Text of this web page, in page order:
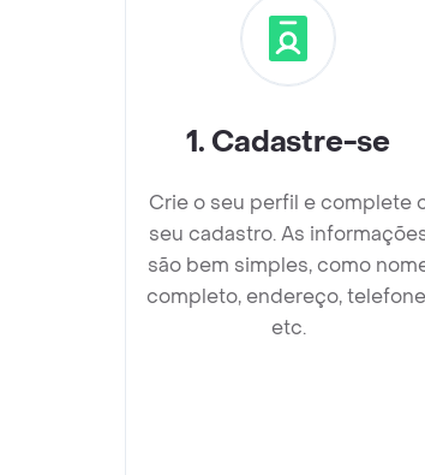
1. Cadastre-se
Crie o seu perfil e complete
seu cadastro. As
são bem simples, como
completo, endereço,
etc.